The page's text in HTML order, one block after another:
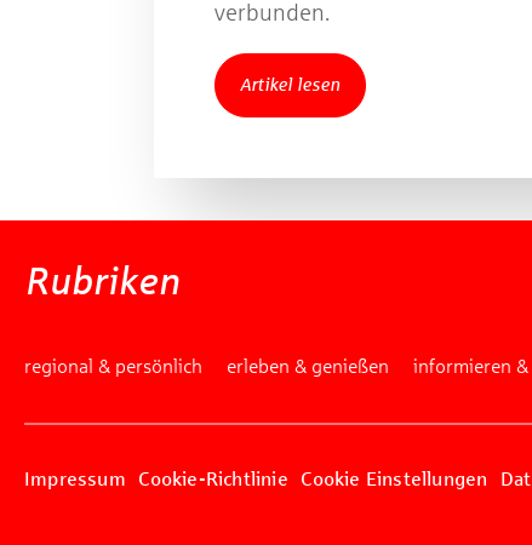
verbunden.
Artikel lesen
Rubriken
regional & persönlich erleben & genießen informieren &
Impressum Cookie-Richtlinie Cookie Einstellungen